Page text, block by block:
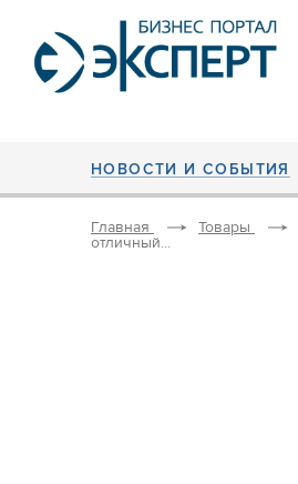
НОВОСТИ И СОБЫТИЯ
Главная Товары
отличный...